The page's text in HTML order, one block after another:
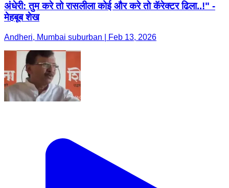
अंधेरी: तुम करे तो रासलीला कोई और करे तो कॅरेक्टर ढिला..!" -
मेहबूब शेख
Andheri, Mumbai suburban | Feb 13, 2026